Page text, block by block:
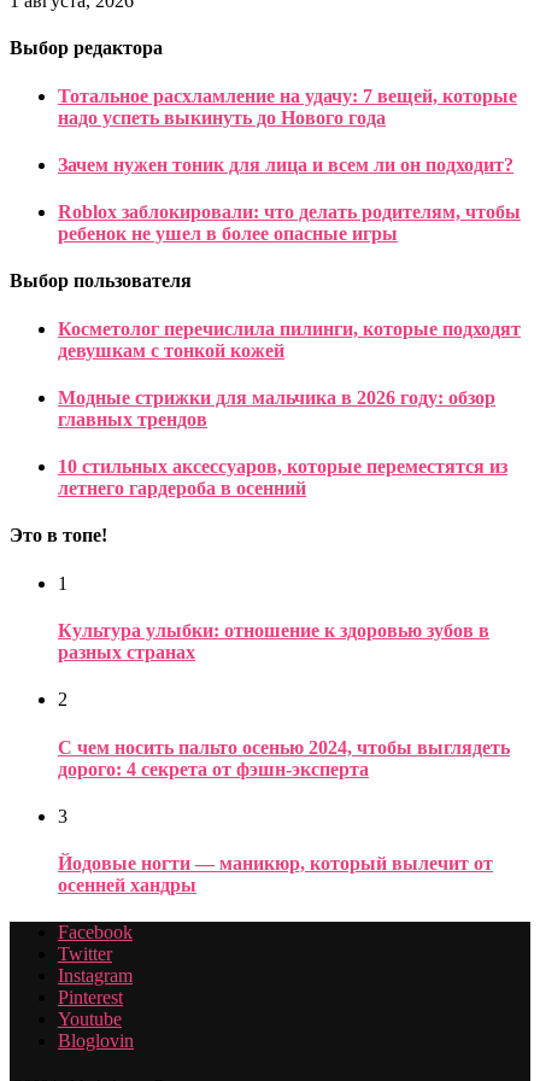
Выбор редактора
Тотальное расхламление на удачу: 7 вещей, которые
надо успеть выкинуть до Нового года
Зачем нужен тоник для лица и всем ли он подходит?
Roblox заблокировали: что делать родителям, чтобы
ребенок не ушел в более опасные игры
Выбор пользователя
Косметолог перечислила пилинги, которые подходят
девушкам с тонкой кожей
Модные стрижки для мальчика в 2026 году: обзор
главных трендов
10 стильных аксессуаров, которые переместятся из
летнего гардероба в осенний
Это в топе!
1
Культура улыбки: отношение к здоровью зубов в
разных странах
2
С чем носить пальто осенью 2024, чтобы выглядеть
дорого: 4 секрета от фэшн-эксперта
3
Йодовые ногти — маникюр, который вылечит от
осенней хандры
Facebook
Twitter
Instagram
Pinterest
Youtube
Bloglovin